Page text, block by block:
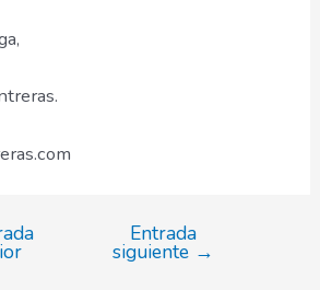
Entrada
siguiente →